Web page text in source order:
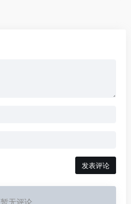
发表评论
暂无评论...